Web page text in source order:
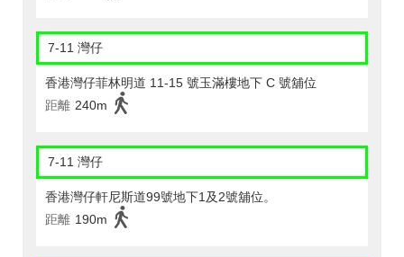
7-11 灣仔
香港灣仔菲林明道 11-15 號玉滿樓地下 C 號舖位
距離 240m
7-11 灣仔
香港灣仔軒尼斯道99號地下1及2號舖位。
距離 190m